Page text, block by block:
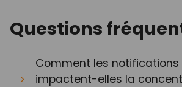
Questions
Comment les notifications
impactent-elles la